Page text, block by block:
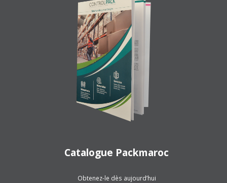
Catalogue Packmaroc
Obtenez-le dès aujourd’hui